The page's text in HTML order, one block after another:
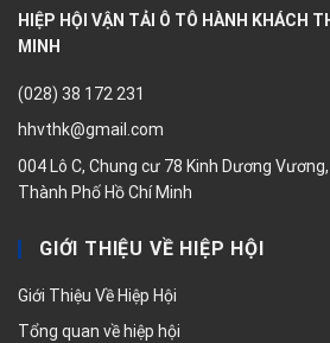
HIỆP HỘI VẬN TẢI Ô TÔ HÀNH KHÁCH
MINH
(028) 38 172 231
hhvthk@gmail.com
004 Lô C, Chung cư 78 Kinh Dương
Thành Phố Hồ Chí Minh
GIỚI THIỆU VỀ HIỆP HỘI
Giới Thiệu Về Hiệp Hội
Tổng quan về hiệp hội